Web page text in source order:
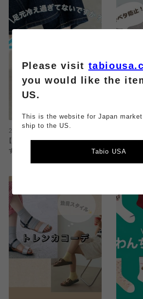
2026.08.08
【健康は足元から👣】冷え対策にお
すすめ3選
【汗ベタ
集
Please visit
you would like the
US.
This is the website for Japan
ship to the US.
Tabio USA